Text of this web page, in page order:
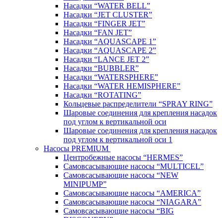
Насадки “WATER BELL”
Насадки “JET CLUSTER”
Насадки “FINGER JET”
Насадки “FAN JET”
Насадки “AQUASCAPE 1”
Насадки “AQUASCAPE 2”
Насадки “LANCE JET 2”
Насадки “BUBBLER”
Насадки “WATERSPHERE”
Насадки “WATER HEMISPHERE”
Насадки “ROTATING”
Кольцевые распределители “SPRAY RING”
Шаровые соединения для крепления насадок
под углом к вертикальной оси
Шаровые соединения для крепления насадок
под углом к вертикальной оси 1
Насосы PREMIUM
Центробежные насосы “HERMES”
Самовсасывающие насосы “MULTICEL”
Самовсасывающие насосы “NEW
MINIPUMP”
Самовсасывающие насосы “AMERICA”
Самовсасывающие насосы “NIAGARA”
Самовсасывающие насосы “BIG